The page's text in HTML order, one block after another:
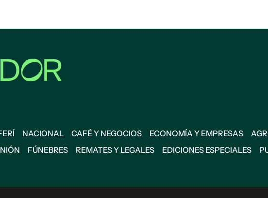
NACIONAL CAFÉ Y NEGOCIOS ECONOMÍA Y EMPRESAS
FÚNEBRES REMATES Y LEGALES EDICIONES ESPECIALES